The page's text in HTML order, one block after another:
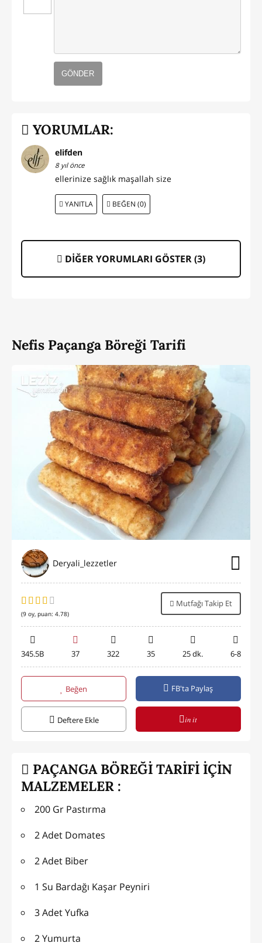
GÖNDER
YORUMLAR:
elifden
8 yıl önce
ellerinize sağlık maşallah size
YANITLA BEĞEN (0)
DİĞER YORUMLARI GÖSTER (3)
Nefis Paçanga Böreği Tarifi
Deryali_lezzetler
(9 oy, puan: 4.78)
Mutfağı Takip Et
345.5B 37 322 35 25 dk. 6-8
Beğen FB'ta Paylaş
Deftere Ekle in it
PAÇANGA BÖREĞİ TARİFİ İÇİN
MALZEMELER :
200 Gr Pastırma
2 Adet Domates
2 Adet Biber
1 Su Bardağı Kaşar Peyniri
3 Adet Yufka
2 Yumurta